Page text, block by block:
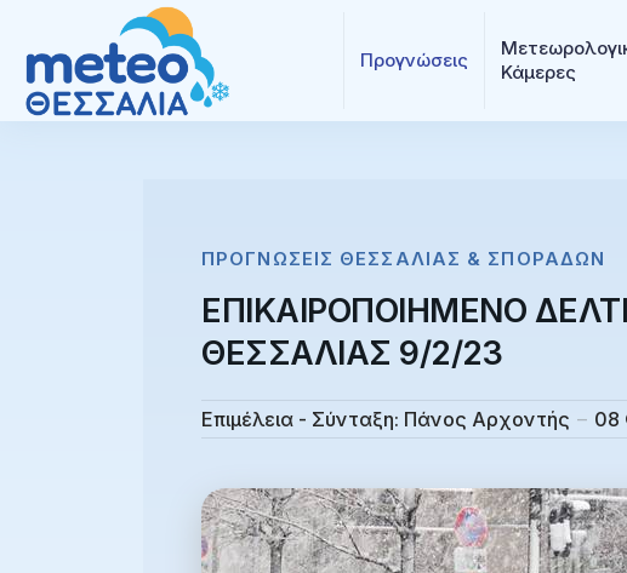
Προγνώσεις
Κάμερες
ΠΡΟΓΝΏΣΕΙΣ ΘΕΣΣΑΛΊΑΣ & ΣΠΟΡΆΔΩΝ
ΕΠΙΚΑΙΡΟΠΟΙΗΜΕΝΟ
ΘΕΣΣΑΛΙΑΣ 9/2/23
Επιμέλεια - Σύνταξη: Πάνος Αρχοντής 08